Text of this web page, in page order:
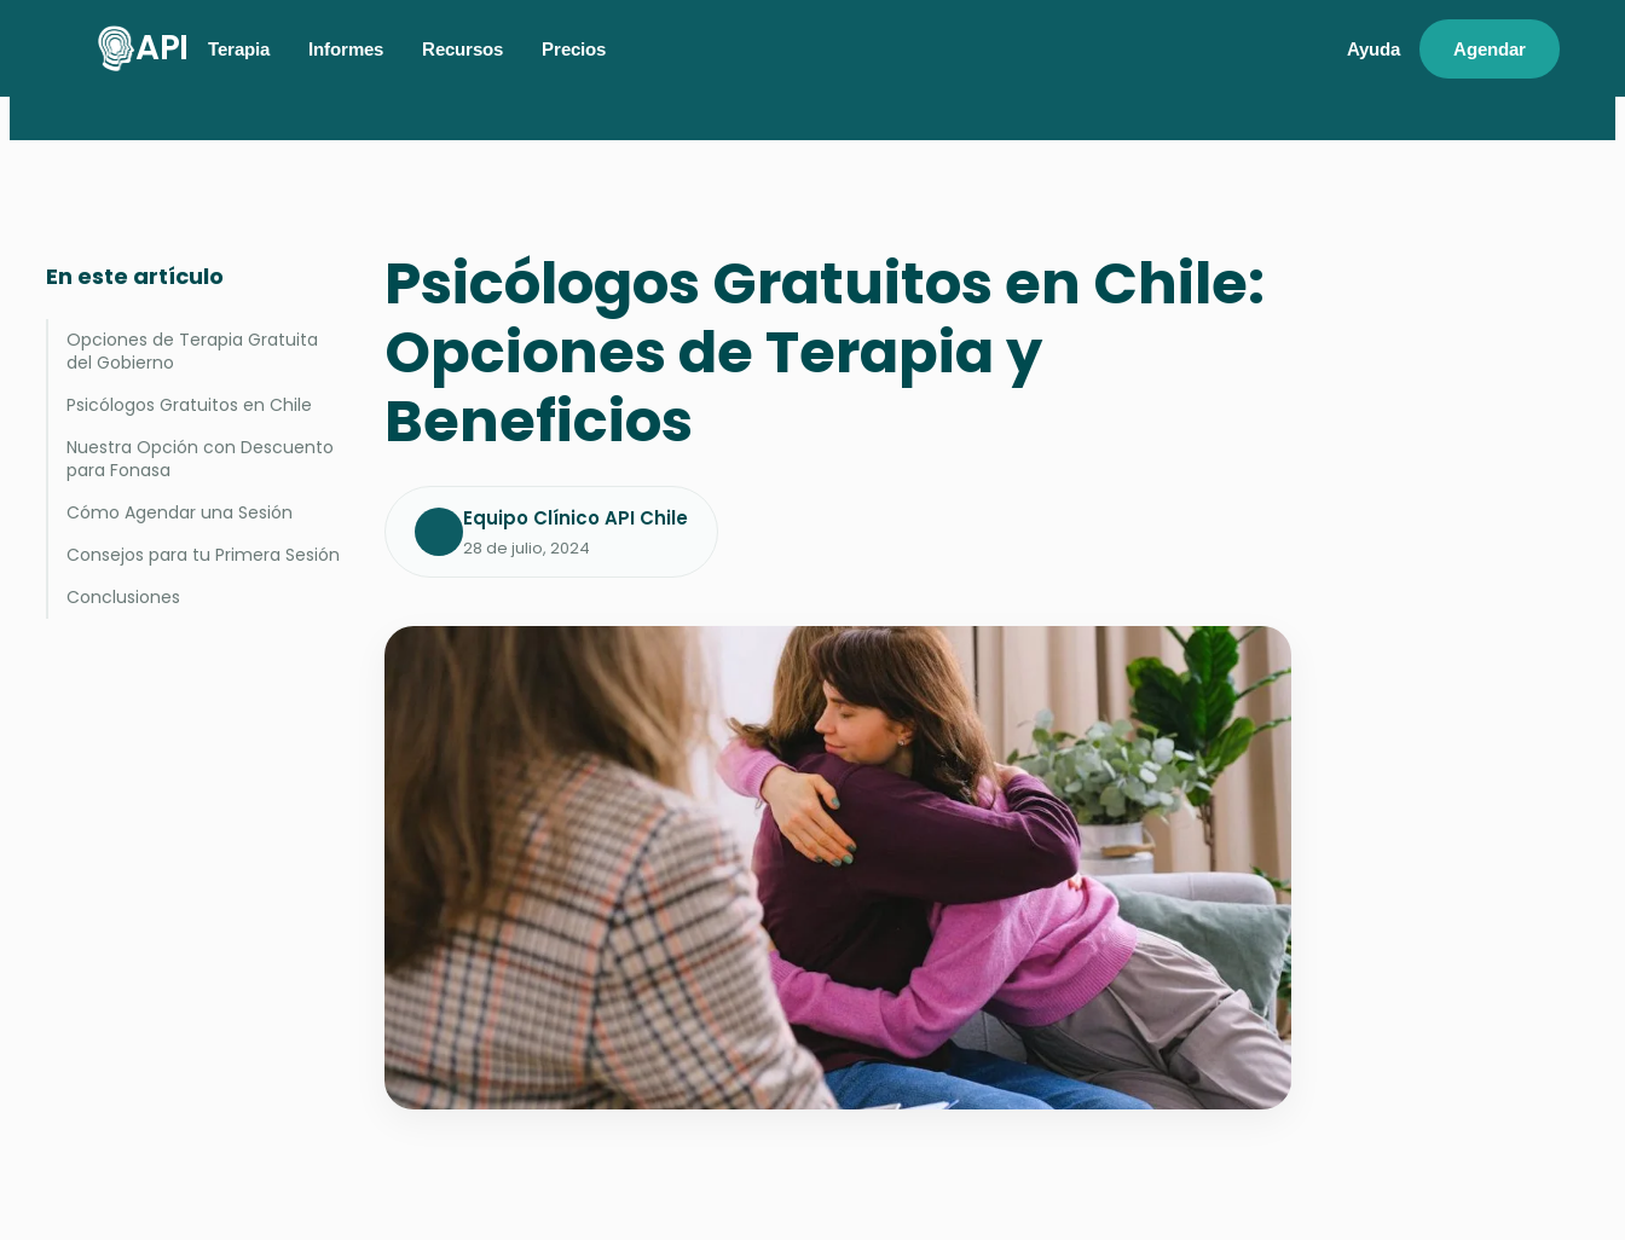
API Terapia Informes Recursos Precios Ayuda Agendar
En este artículo
Opciones de Terapia Gratuita
del Gobierno
Psicólogos Gratuitos en Chile
Nuestra Opción con Descuento
para Fonasa
Cómo Agendar una Sesión
Consejos para tu Primera Sesión
Conclusiones
Psicólogos Gratuitos en Chile:
Opciones de Terapia y
Beneficios
Equipo Clínico API Chile
28 de julio, 2024